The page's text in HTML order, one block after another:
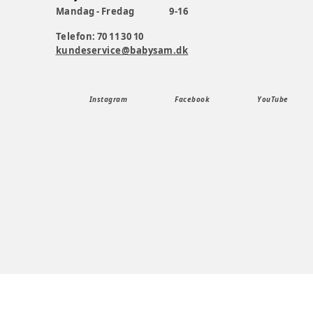
Mandag - Fredag
9-16
Telefon: 70 11 30 10
kundeservice@babysam.dk
Instagram Facebook YouTube